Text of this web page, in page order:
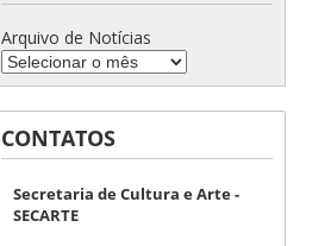
Arquivo de Notícias
CONTATOS
Secretaria de Cultura e Arte -
SECARTE